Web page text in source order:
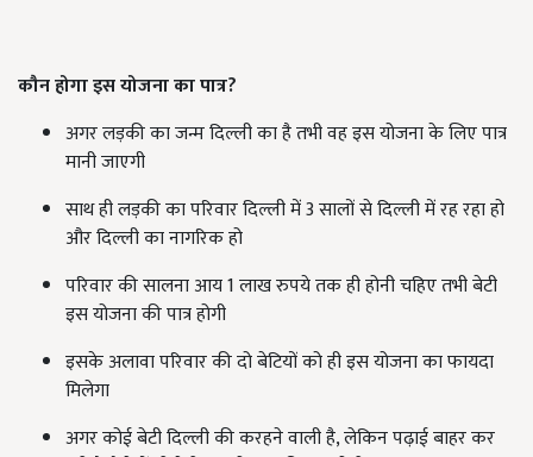
कौन होगा इस योजना का पात्र?
अगर लड़की का जन्म दिल्ली का है तभी वह इस योजना के लिए पात्र
मानी जाएगी
साथ ही लड़की का परिवार दिल्ली में 3 सालों से दिल्ली में रह रहा हो
और दिल्ली का नागरिक हो
परिवार की सालना आय 1 लाख रुपये तक ही होनी चहिए तभी बेटी
इस योजना की पात्र होगी
इसके अलावा परिवार की दो बेटियों को ही इस योजना का फायदा
मिलेगा
अगर कोई बेटी दिल्ली की करहने वाली है, लेकिन पढ़ाई बाहर कर